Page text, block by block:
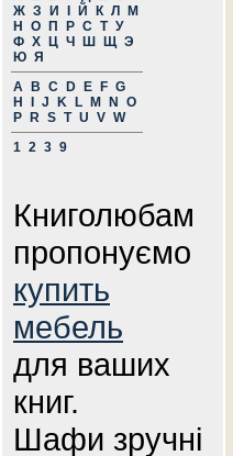
Ж З И Й К Л
М
Н
О П Р С Т У
Ф Х Ц Ч Ш Щ Э
Ю Я
A
B C D E F G
H
J K L M N
O
P
R S T U V W
1 2 3 9
Книголюбам
пропонуємо
купить
мебель
для ваших
книг.
Шафи зручні